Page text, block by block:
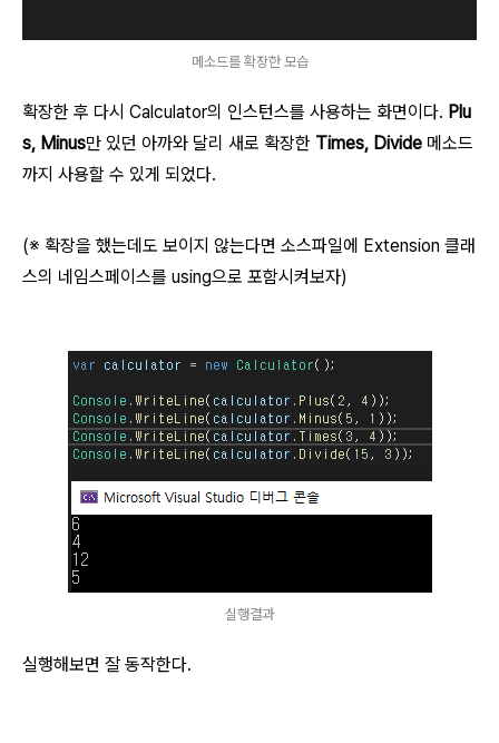
메소드를 확장한 모습
확장한 후 다시 Calculator의 인스턴스를 사용하는 화면이다. Plu
s, Minus만 있던 아까와 달리 새로 확장한 Times, Divide 메소드
까지 사용할 수 있게 되었다.
(※ 확장을 했는데도 보이지 않는다면 소스파일에 Extension 클래
스의 네임스페이스를 using으로 포함시켜보자)
실행결과
실행해보면 잘 동작한다.